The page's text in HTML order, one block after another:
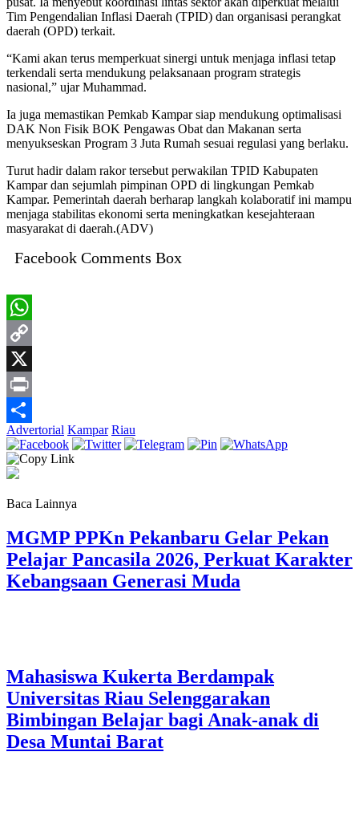
Tim Pengendalian Inflasi Daerah (TPID) dan organisasi perangkat
daerah (OPD) terkait.
“Kami akan terus memperkuat sinergi untuk menjaga inflasi tetap
terkendali serta mendukung pelaksanaan program strategis
nasional,” ujar Muhammad.
Ia juga memastikan Pemkab Kampar siap mendukung optimalisasi
DAK Non Fisik BOK Pengawas Obat dan Makanan serta
menyukseskan Program 3 Juta Rumah sesuai regulasi yang berlaku.
Turut hadir dalam rakor tersebut perwakilan TPID Kabupaten
Kampar dan sejumlah pimpinan OPD di lingkungan Pemkab
Kampar. Pemerintah daerah berharap langkah kolaboratif ini mampu
menjaga stabilitas ekonomi serta meningkatkan kesejahteraan
masyarakat di daerah.(ADV)
Facebook Comments Box
WhatsApp
Copy
Link
X
Print
Share
Advertorial Kampar Riau
Baca Lainnya
MGMP PPKn Pekanbaru Gelar Pekan
Pelajar Pancasila 2026, Perkuat Karakter
Kebangsaan Generasi Muda
Mahasiswa Kukerta Berdampak
Universitas Riau Selenggarakan
Bimbingan Belajar bagi Anak-anak di
Desa Muntai Barat